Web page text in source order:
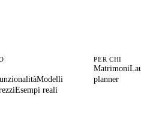
Modelli
Esempi reali
PER CHI
Matrimoni
planner